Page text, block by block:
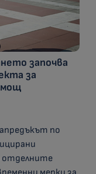
започва
за
по
отделните